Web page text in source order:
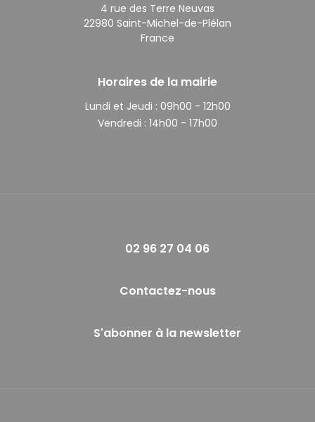
4 rue des Terre Neuvas
22980 Saint-Michel-de-Plélan
France
Horaires de la mairie
Lundi et Jeudi : 09h00 - 12h00
Vendredi : 14h00 - 17h00
02 96 27 04 06
Contactez-nous
S'abonner à la newsletter